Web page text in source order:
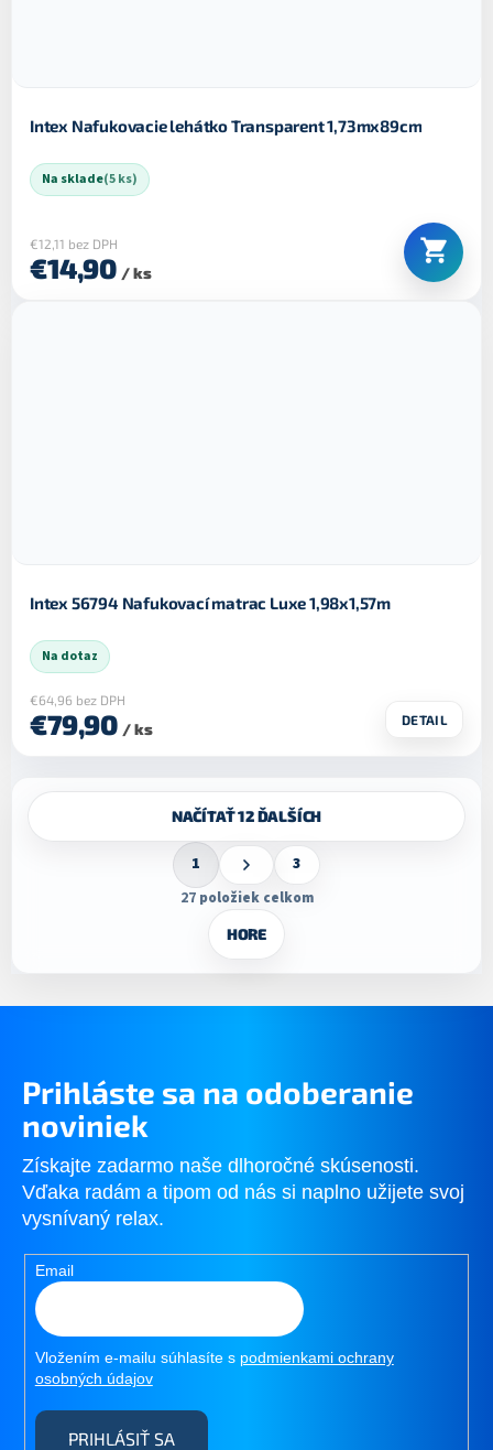
Intex Nafukovacie lehátko Transparent 1,73mx89cm
Na sklade(5 ks)
€12,11 bez DPH
€14,90 / ks
Intex 56794 Nafukovací matrac Luxe 1,98x1,57m
Na dotaz
€64,96 bez DPH
€79,90 / ks DETAIL
r
v
p
i
s
u
NAČÍTAŤ 12 ĎALŠÍCH
S
t
r
á
n
k
o
1
3
27položiek celkom
HORE
Prihláste sa na odoberanie
noviniek
Získajte zadarmo naše dlhoročné skúsenosti.
Vďaka radám a tipom od nás si naplno užijete svoj
vysnívaný relax.
Email
Vložením e-mailu súhlasíte s podmienkami ochrany
osobných údajov
PRIHLÁSIŤ SA